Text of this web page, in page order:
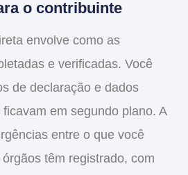
o contribuinte
envolve como as
e verificadas. Você
de declaração e dados
em segundo plano. A
entre o que você
têm registrado, com